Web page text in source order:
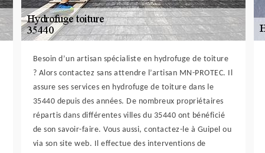
Besoin d’un artisan spécialiste en hydrofuge de toiture
? Alors contactez sans attendre l’artisan MN-PROTEC. Il
assure ses services en hydrofuge de toiture dans le
35440 depuis des années. De nombreux propriétaires
répartis dans différentes villes du 35440 ont bénéficié
de son savoir-faire. Vous aussi, contactez-le à Guipel ou
via son site web. Il effectue des interventions de